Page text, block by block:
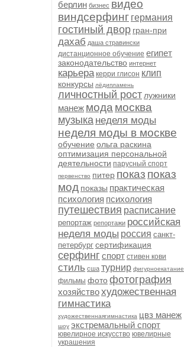
берлин бизнес видео
виндсерфинг германия
гостиный двор гран-при
дахаб даша стравински
дистанционное обучение египет
законодательство интернет
карьера керри глисон клип
конкурсы лёдипламень
личностный рост лужники
манеж мода москва
музыка неделя моды
неделя моды в москве
обучение ольга раскина
оптимизация персональной
деятельности парусный спорт
первенство питер показ показ
мод показы практическая
психология психология
путешествия расписание
репортаж репортажи российская
неделя моды россия санкт-
петербург сертификация
серфинг спорт стивен кови
стиль сша турнир фигурноекатание
фильмы фотофотография
хозяйствохудожественная
гимнастика
художественнаягимнастика цвз манеж
шоу экстремальный спорт
ювелирное искусство ювелирные
украшения